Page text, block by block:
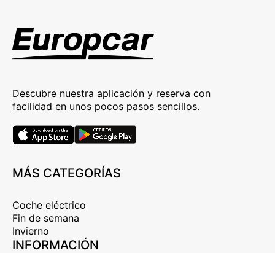
Descubre nuestra aplicación y reserva con
facilidad en unos pocos pasos sencillos.
MÁS CATEGORÍAS
Coche eléctrico
Fin de semana
Invierno
INFORMACIÓN